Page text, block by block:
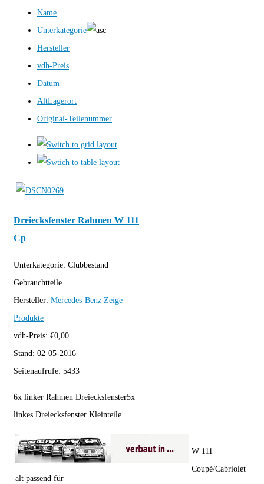
Name
Unterkategorie
Hersteller
vdh-Preis
Datum
AltLagerort
Original-Teilenummer
Dreiecksfenster Rahmen W 111
Cp
Unterkategorie: Clubbestand
Gebrauchtteile
Hersteller: Mercedes-Benz Zeige
Produkte
vdh-Preis: €0,00
Stand: 02-05-2016
Seitenaufrufe: 5433
6x linker Rahmen Dreiecksfenster5x
linkes Dreiecksfenster Kleinteile...
alt passend für
W 111
Coupé/Cabriolet